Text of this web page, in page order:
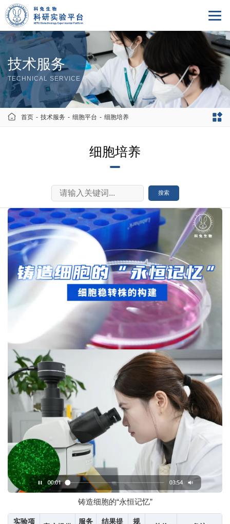
技术服务
TECHNICAL SERVICE
首页 - 技术服务 - 细胞平台 - 细胞培养
细胞培养
铸造细胞的“永恒记忆”
实验项
服务
结果提
规